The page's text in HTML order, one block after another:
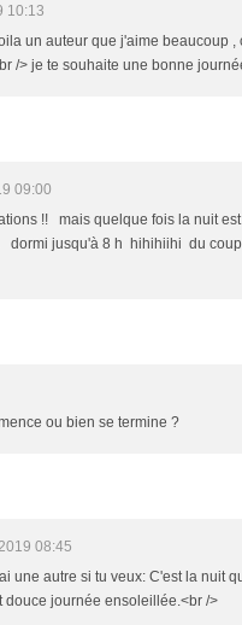
10:13
un auteur que j'aime beaucoup
/> je te souhaite une bonne
09:00
!! mais quelque fois la nuit
jusqu'à 8 h hihihiihi du
ou bien se termine ?
08:45
une autre si tu veux: C'est la nuit
douce journée ensoleillée.<br />